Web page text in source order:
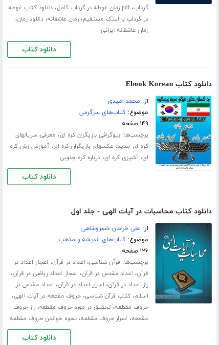
گرداب،pdf رمان غوطه در گرداب کامل ،دانلود کتاب غوطه
در گرداب با لینک مستقیم،رمان عاشقانه،دانلود رمان،
رمان عاشقانه ایرانی
دانلود کتاب
دانلود کتاب Ebook Korean
از: محمد امیدی
موضوع:کتاب‌های سرگرمی
۱۴۹ صفحه
برچسب‌ها:بیوگرافی بازیگران کره ای، معرفی سریالهای
کره ای جدید، عکسهای بازیگران کره ای،آموزش زبان کره
ای،آشپزی کره ای،درباره کره جنوبی
دانلود کتاب
دانلود کتاب محاسبات در آیات الهی - جلد اول
از: علی خرامان خسروشاهی
موضوع:کتاب‌های اندیشه و مذهب
۱۲۶ صفحه
برچسب‌ها: قرآن شناسی، اعداد در قرآن، اعجاز اعداد در
قرآن، اعداد مقدس در قرآن، اعجاز اعداد ریاضی در قرآن،
راز اعداد در قرآن، اسرار اعداد در قرآن، اعداد مقدس در
اسلام،کتاب قرآن شناسی،حروف مقطعه در آیات الهی،
حروف مقطعه، تحقیق در مورد حروف مقطعه،راز حروف
مقطعه، اسرار حروف مقطعه،نحوه خواندن حروف مقطعه
دانلود کتاب